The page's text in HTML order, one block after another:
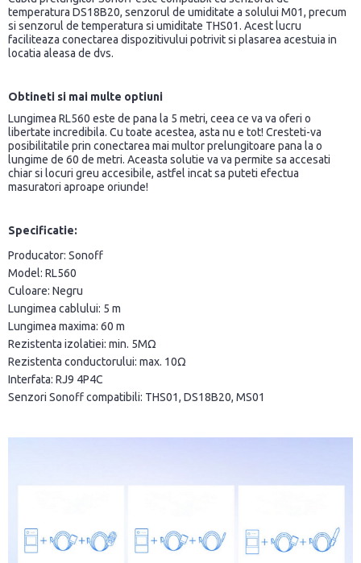
temperatura DS18B20, senzorul de umiditate a solului M01, precum
si senzorul de temperatura si umiditate THS01. Acest lucru
faciliteaza conectarea dispozitivului potrivit si plasarea acestuia in
locatia aleasa de dvs.
Obtineti si mai multe optiuni
Lungimea RL560 este de pana la 5 metri, ceea ce va va oferi o
libertate incredibila. Cu toate acestea, asta nu e tot! Cresteti-va
posibilitatile prin conectarea mai multor prelungitoare pana la o
lungime de 60 de metri. Aceasta solutie va va permite sa accesati
chiar si locuri greu accesibile, astfel incat sa puteti efectua
masuratori aproape oriunde!
Specificatie:
Producator: Sonoff
Model: RL560
Culoare: Negru
Lungimea cablului: 5 m
Lungimea maxima: 60 m
Rezistenta izolatiei: min. 5MΩ
Rezistenta conductorului: max. 10Ω
Interfata: RJ9 4P4C
Senzori Sonoff compatibili: THS01, DS18B20, MS01